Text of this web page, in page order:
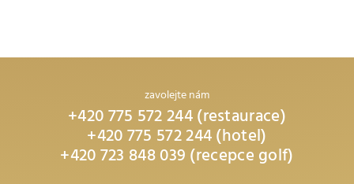
zavolejte nám
+420 775 572 244 (restaurace)
+420 775 572 244 (hotel)
+420 723 848 039 (recepce golf)